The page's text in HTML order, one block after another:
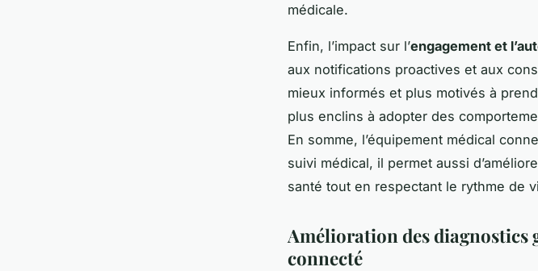
médicale.
Enfin, l’impact sur l’engagement et
aux notifications proactives et aux
mieux informés et plus motivés à
plus enclins à adopter des
En somme, l’équipement médical
suivi médical, il permet aussi
santé tout en respectant le rythme de
Amélioration des diagnostics
connecté